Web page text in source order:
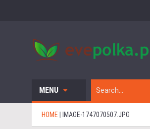
MENU
HOME | IMAGE-1747070507.JPG